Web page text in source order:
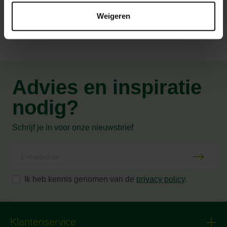
Weigeren
Advies en inspiratie
nodig?
Schrijf je in voor onze nieuwsbrief
Ik heb kennis genomen van de privacy policy.
Klantenservice